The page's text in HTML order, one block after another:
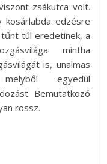
zsákutca volt.
edzésre
túl eredetinek, a
mintha
is, unalmas
egyedül
Bemutatkozó
rossz.